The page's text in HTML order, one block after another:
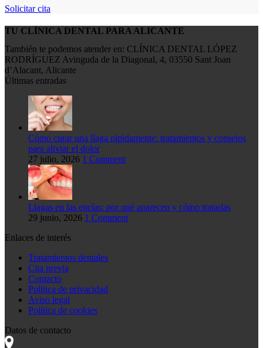
Solicitar cita
TU CLÍNICA DENTAL PARA ALICANTE
También te podemos atender en: CLÍNICA DENTAL LÓPEZ
RODRÍGUEZ Avinguda de la Diagonal, 4, 03550 Sant Joan
d’Alacant, Alicante
Últimas entradas
Cómo curar una llaga rápidamente: tratamientos y consejos
para aliviar el dolor
27 julio, 2026 1 Comment
Llagas en las encías: por qué aparecen y cómo tratarlas
29 junio, 2026 1 Comment
Enlaces de interés
Tratamientos dentales
Cita previa
Contacto
Política de privacidad
Aviso legal
Política de cookies
Datos de contacto